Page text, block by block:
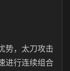
势，太刀攻击
进行连续组合